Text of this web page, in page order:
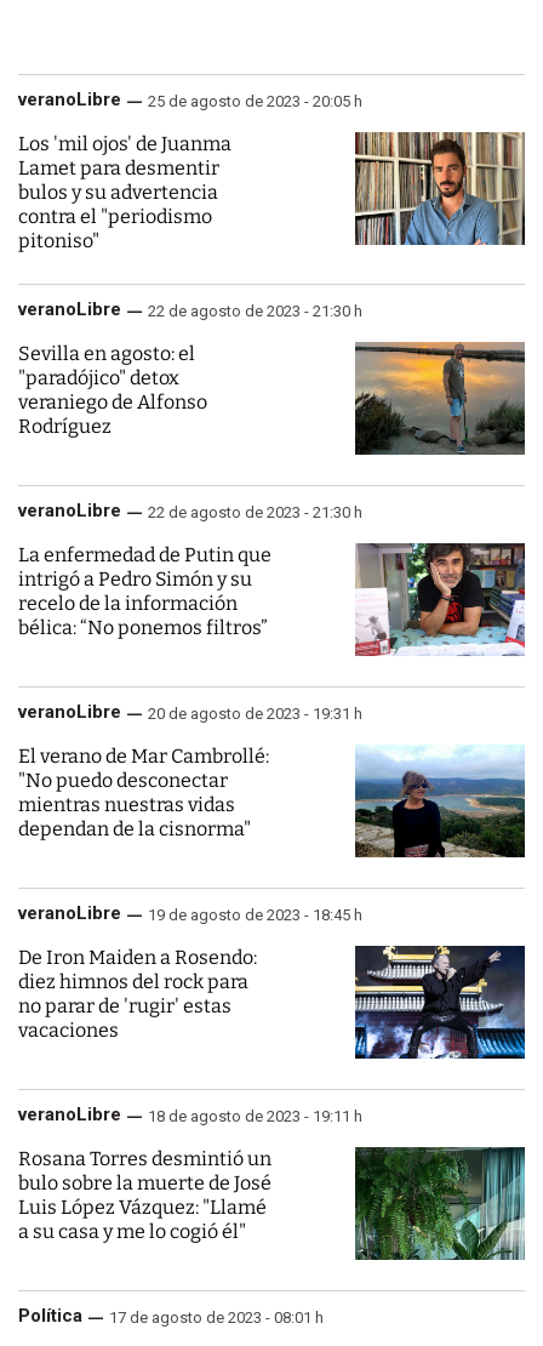
veranoLibre 25 de agosto de 2023 - 20:05 h
Los 'mil ojos' de Juanma
Lamet para desmentir
bulos y su advertencia
contra el "periodismo
pitoniso"
veranoLibre 22 de agosto de 2023 - 21:30 h
Sevilla en agosto: el
"paradójico" detox
veraniego de Alfonso
Rodríguez
veranoLibre 22 de agosto de 2023 - 21:30 h
La enfermedad de Putin que
intrigó a Pedro Simón y su
recelo de la información
bélica: “No ponemos filtros”
veranoLibre 20 de agosto de 2023 - 19:31 h
El verano de Mar Cambrollé:
"No puedo desconectar
mientras nuestras vidas
dependan de la cisnorma"
veranoLibre 19 de agosto de 2023 - 18:45 h
De Iron Maiden a Rosendo:
diez himnos del rock para
no parar de 'rugir' estas
vacaciones
veranoLibre 18 de agosto de 2023 - 19:11 h
Rosana Torres desmintió un
bulo sobre la muerte de José
Luis López Vázquez: "Llamé
a su casa y me lo cogió él"
Política 17 de agosto de 2023 - 08:01 h